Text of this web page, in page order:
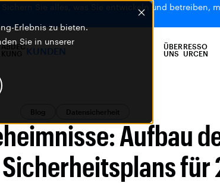
Erlebnis zu bieten.
Sie in unserer
Sie alles, was Sie entwickeln und betreiben,
ABDEC
KUNG
KUNDEN
ÜBER
UNS
RESSO
URCEN
Blog Datensicherheit
Aufbau
für